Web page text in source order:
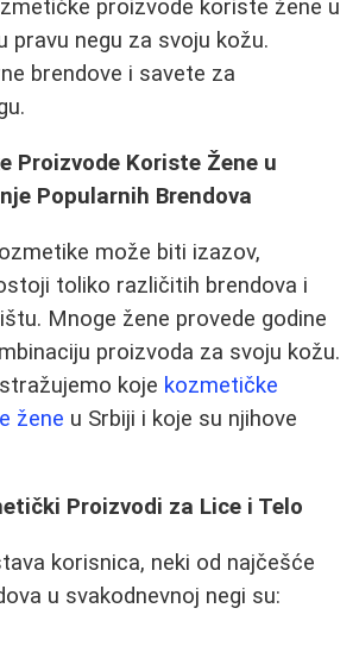
proizvode koriste žene u
pravu negu za svoju kožu.
brendove i savete za
Proizvode Koriste Žene u
Popularnih Brendova
može biti izazov,
toliko različitih brendova i
Mnoge žene provede godine
proizvoda za svoju kožu.
koje kozmetičke
žene u Srbiji i koje su njihove
Proizvodi za Lice i Telo
korisnica, neki od najčešće
u svakodnevnoj negi su: